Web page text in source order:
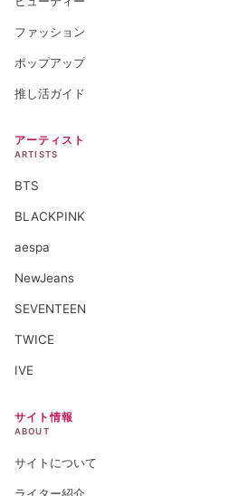
ファッション
ポップアップ
推し活ガイド
アーティスト
ARTISTS
BTS
BLACKPINK
aespa
NewJeans
SEVENTEEN
TWICE
IVE
サイト情報
ABOUT
サイトについて